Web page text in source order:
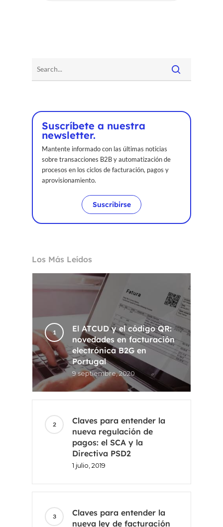
Suscríbete a nuestra
newsletter.
Mantente informado con las últimas noticias
sobre transacciones B2B y automatización de
procesos en los ciclos de facturación, pagos y
aprovisionamiento.
Suscribirse
Los Más Leídos
El ATCUD y el código QR:
novedades en facturación
electrónica B2G en
Portugal
9 septiembre, 2020
Claves para entender la
nueva regulación de
pagos: el SCA y la
Directiva PSD2
1 julio, 2019
Claves para entender la
nueva ley de facturación